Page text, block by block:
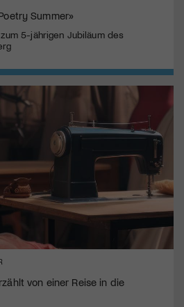
Summer»
5-jährigen Jubiläum des
von einer Reise in die